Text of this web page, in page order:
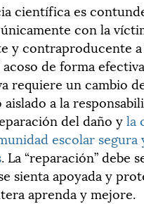
científica es
con la
y contraproducente a
de forma
requiere un cambio
a la
del daño yla
escolar segura
. La “reparación” debe
sienta apoyada y
aprenda y mejore.